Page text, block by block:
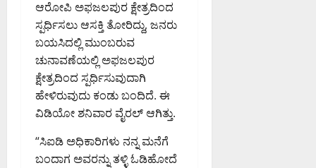
ಆರೋಪಿ ಅಫಜಲಪುರ ಕ್ಷೇತ್ರದಿಂದ
ಸ್ಪರ್ಧಿಸಲು ಆಸಕ್ತಿ ತೋರಿದ್ದು, ಜನರು
ಬಯಸಿದಲ್ಲಿ ಮುಂಬರುವ
ಚುನಾವಣೆಯಲ್ಲಿ ಅಫಜಲಪುರ
ಕ್ಷೇತ್ರದಿಂದ ಸ್ಪರ್ಧಿಸುವುದಾಗಿ
ಹೇಳಿರುವುದು ಕಂಡು ಬಂದಿದೆ. ಈ
ವಿಡಿಯೋ ಶನಿವಾರ ವೈರಲ್ ಆಗಿತ್ತು.
“ಸಿಐಡಿ ಅಧಿಕಾರಿಗಳು ನನ್ನ ಮನೆಗೆ
ಬಂದಾಗ ಅವರನ್ನು ತಳ್ಳಿ ಓಡಿಹೋದೆ